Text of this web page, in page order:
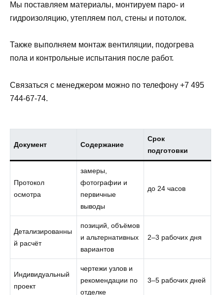
Мы поставляем материалы, монтируем паро- и
гидроизоляцию, утепляем пол, стены и потолок.
Также выполняем монтаж вентиляции, подогрева
пола и контрольные испытания после работ.
Связаться с менеджером можно по телефону +7 495
744-67-74.
Документ Содержание
Срок
подготовки
Протокол
осмотра
замеры,
фотографии и
первичные
выводы
до 24 часов
Детализированны
й расчёт
позиций, объёмов
и альтернативных
вариантов
2–3 рабочих дня
Индивидуальный
проект
чертежи узлов и
рекомендации по
отделке
3–5 рабочих дней